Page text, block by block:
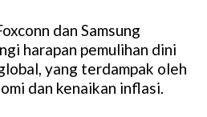
dan Samsung
harapan pemulihan dini
yang terdampak oleh
dan kenaikan inflasi.